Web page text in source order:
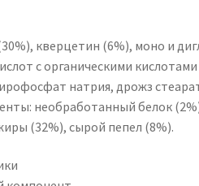
кверцетин (6%), моно и
с органическими
натрия, дрожз
необработанный белок
(32%), сырой пепел (8%).